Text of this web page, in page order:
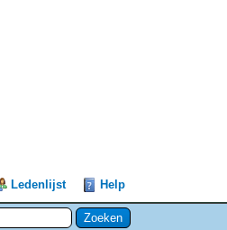
Ledenlijst Help